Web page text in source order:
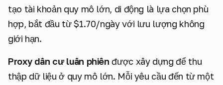
tạo tài khoản quy mô lớn, di động là lựa chọn phù
hợp, bắt đầu từ $1.70/ngày với lưu lượng không
giới hạn.
Proxy dân cư luân phiên được xây dựng để thu
thập dữ liệu ở quy mô lớn. Mỗi yêu cầu đến từ một